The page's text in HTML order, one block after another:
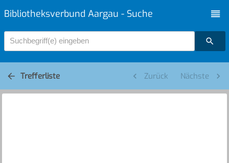
Bibliotheksverbund Aargau - Suche
Suchbegriff(e) eingeben
Trefferliste Zurück Nächste